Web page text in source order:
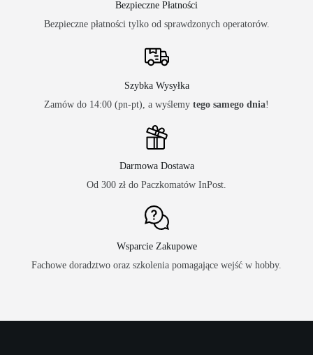
Bezpieczne Płatności
Bezpieczne płatności tylko od sprawdzonych operatorów.
Szybka Wysyłka
Zamów do 14:00 (pn-pt), a wyślemy tego samego dnia!
Darmowa Dostawa
Od 300 zł do Paczkomatów InPost.
Wsparcie Zakupowe
Fachowe doradztwo oraz szkolenia pomagające wejść w hobby.